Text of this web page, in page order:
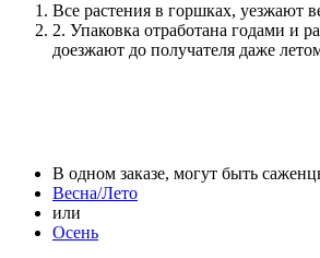
Все растения в горшках, уезжают
2. Упаковка отработана годами и
доезжают до получателя даже
В одном заказе, могут быть
Весна/Лето
или
Осень